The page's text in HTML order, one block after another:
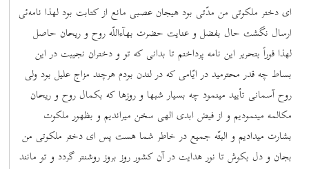
ای دختر ملکوتی من مدّتی بود هیجان عصبی مانع از کتابت بود لهذا نامه‌ئی
ارسال نگشت حال بفضل و عنایت حضرت بهآءاللّه روح و ریحان حاصل
لهذا فوراً بتحریر این نامه پرداختم تا بدانی که تو و دختران نجیبت در این
بساط چه ‌قدر محترمید در ایّامی که در لندن بودم هرچند مزاج علیل بود ولی
روح آسمانی تأیید مینمود چه بسیار شبها و روزها که بکمال روح و ریحان
مکالمه مینمودیم و از فیض ابدی الهی سخن میراندیم و بظهور ملکوت
بشارت میدادیم و البتّه جمیع در خاطر شما هست پس ای دختر ملکوتی من
بجان و دل بکوش تا نور هدایت در آن کشور روز بروز روشنتر گردد و تو مانند